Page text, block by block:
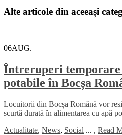
Alte articole din aceeași
06AUG.
Întreruperi
potabile în Bocșa
Locuitorii din Bocșa Română vor
scurtă durată în alimentarea cu apă
Actualitate, News, Social ... , Read